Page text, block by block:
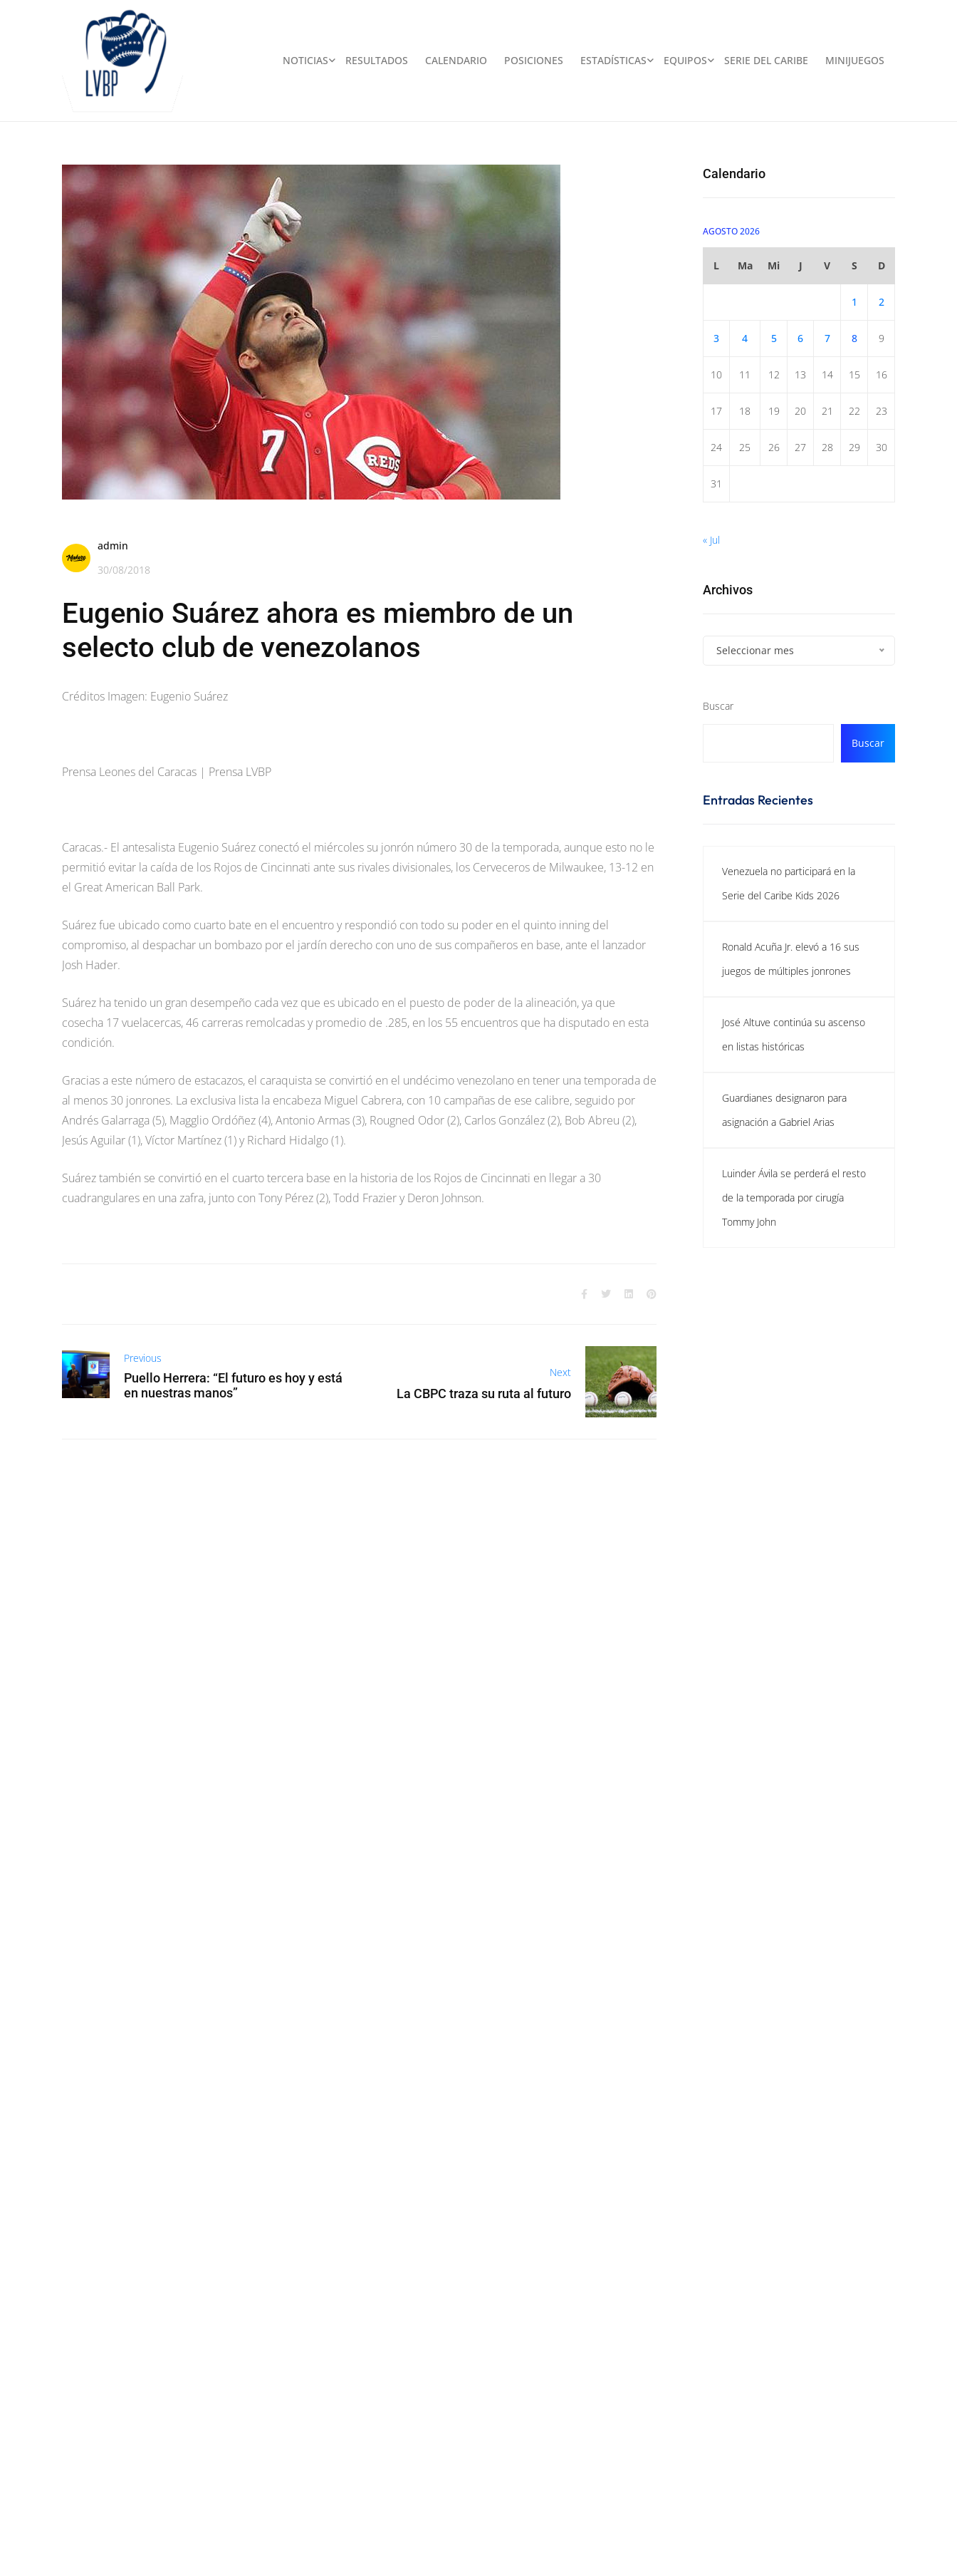
NOTICIAS RESULTADOS CALENDARIO POSICIONES ESTADÍSTICAS EQUIPOS SERIE DEL CARIBE MINIJUEGOS
admin
30/08/2018
Eugenio Suárez ahora es miembro de un
selecto club de venezolanos
Créditos Imagen: Eugenio Suárez
Prensa Leones del Caracas | Prensa LVBP
Caracas.- El antesalista Eugenio Suárez conectó el miércoles su jonrón número 30 de la temporada, aunque esto no le
permitió evitar la caída de los Rojos de Cincinnati ante sus rivales divisionales, los Cerveceros de Milwaukee, 13-12 en
el Great American Ball Park.
Suárez fue ubicado como cuarto bate en el encuentro y respondió con todo su poder en el quinto inning del
compromiso, al despachar un bombazo por el jardín derecho con uno de sus compañeros en base, ante el lanzador
Josh Hader.
Suárez ha tenido un gran desempeño cada vez que es ubicado en el puesto de poder de la alineación, ya que
cosecha 17 vuelacercas, 46 carreras remolcadas y promedio de .285, en los 55 encuentros que ha disputado en esta
condición.
Gracias a este número de estacazos, el caraquista se convirtió en el undécimo venezolano en tener una temporada de
al menos 30 jonrones. La exclusiva lista la encabeza Miguel Cabrera, con 10 campañas de ese calibre, seguido por
Andrés Galarraga (5), Magglio Ordóñez (4), Antonio Armas (3), Rougned Odor (2), Carlos González (2), Bob Abreu (2),
Jesús Aguilar (1), Víctor Martínez (1) y Richard Hidalgo (1).
Suárez también se convirtió en el cuarto tercera base en la historia de los Rojos de Cincinnati en llegar a 30
cuadrangulares en una zafra, junto con Tony Pérez (2), Todd Frazier y Deron Johnson.
Previous
Puello Herrera: “El futuro es hoy y está
en nuestras manos”
Next
La CBPC traza su ruta al futuro
Calendario
AGOSTO 2026
L Ma Mi J V S D
1 2
3 4 5 6 7 8 9
10 11 12 13 14 15 16
17 18 19 20 21 22 23
24 25 26 27 28 29 30
31
« Jul
Archivos
Seleccionar mes
Buscar
Buscar
Entradas Recientes
Venezuela no participará en la
Serie del Caribe Kids 2026
Ronald Acuña Jr. elevó a 16 sus
juegos de múltiples jonrones
José Altuve continúa su ascenso
en listas históricas
Guardianes designaron para
asignación a Gabriel Arias
Luinder Ávila se perderá el resto
de la temporada por cirugía
Tommy John